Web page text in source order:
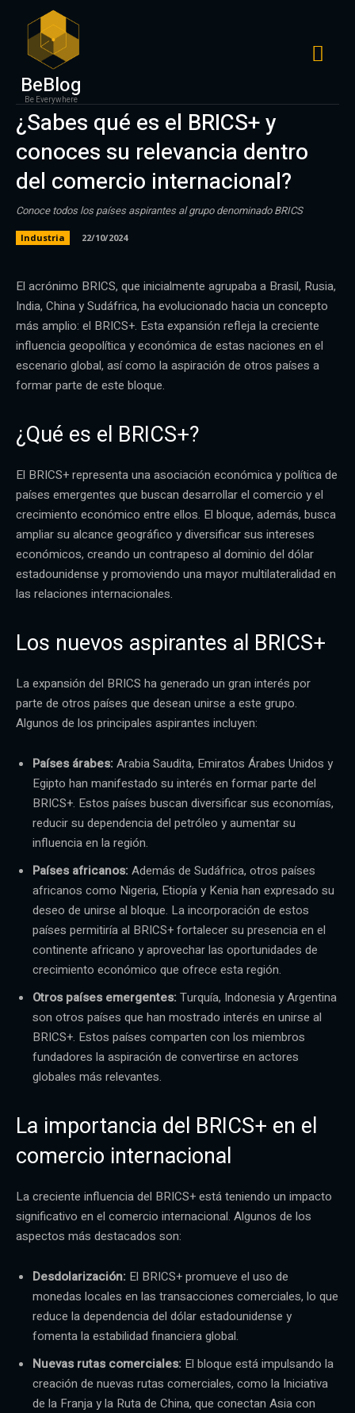
BeBlog
Be Everywhere
¿Sabes qué es el BRICS+ y
conoces su relevancia dentro
del comercio internacional?
Conoce todos los países aspirantes al grupo denominado BRICS
Industria 22/10/2024
El acrónimo BRICS, que inicialmente agrupaba a Brasil, Rusia,
India, China y Sudáfrica, ha evolucionado hacia un concepto
más amplio: el BRICS+. Esta expansión refleja la creciente
influencia geopolítica y económica de estas naciones en el
escenario global, así como la aspiración de otros países a
formar parte de este bloque.
¿Qué es el BRICS+?
El BRICS+ representa una asociación económica y política de
países emergentes que buscan desarrollar el comercio y el
crecimiento económico entre ellos. El bloque, además, busca
ampliar su alcance geográfico y diversificar sus intereses
económicos, creando un contrapeso al dominio del dólar
estadounidense y promoviendo una mayor multilateralidad en
las relaciones internacionales.
Los nuevos aspirantes al BRICS+
La expansión del BRICS ha generado un gran interés por
parte de otros países que desean unirse a este grupo.
Algunos de los principales aspirantes incluyen:
Países árabes: Arabia Saudita, Emiratos Árabes Unidos y
Egipto han manifestado su interés en formar parte del
BRICS+. Estos países buscan diversificar sus economías,
reducir su dependencia del petróleo y aumentar su
influencia en la región.
Países africanos: Además de Sudáfrica, otros países
africanos como Nigeria, Etiopía y Kenia han expresado su
deseo de unirse al bloque. La incorporación de estos
países permitiría al BRICS+ fortalecer su presencia en el
continente africano y aprovechar las oportunidades de
crecimiento económico que ofrece esta región.
Otros países emergentes: Turquía, Indonesia y Argentina
son otros países que han mostrado interés en unirse al
BRICS+. Estos países comparten con los miembros
fundadores la aspiración de convertirse en actores
globales más relevantes.
La importancia del BRICS+ en el
comercio internacional
La creciente influencia del BRICS+ está teniendo un impacto
significativo en el comercio internacional. Algunos de los
aspectos más destacados son:
Desdolarización: El BRICS+ promueve el uso de
monedas locales en las transacciones comerciales, lo que
reduce la dependencia del dólar estadounidense y
fomenta la estabilidad financiera global.
Nuevas rutas comerciales: El bloque está impulsando la
creación de nuevas rutas comerciales, como la Iniciativa
de la Franja y la Ruta de China, que conectan Asia con